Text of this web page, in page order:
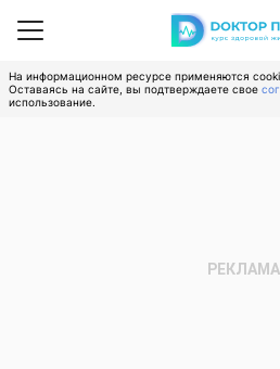
На информационном ресурсе применяются
Оставаясь на сайте, вы подтверждаете свое
использование.